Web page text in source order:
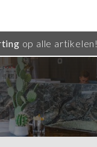
op alle artikelen!